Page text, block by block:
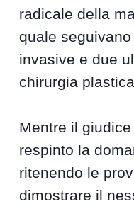
radicale della
quale
invasive e due
chirurgia
Mentre il
respinto la
ritenendo le
dimostrare il